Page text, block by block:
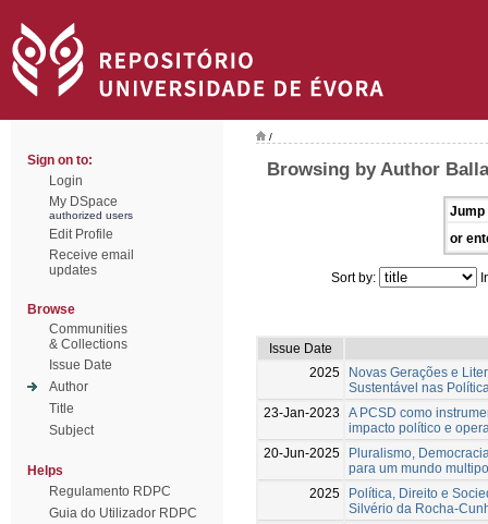
Sign on to:
Login
My DSpace
authorized users
Edit Profile
Receive email
updates
Browse
Communities
& Collections
Issue Date
Author
Title
Subject
Helps
Regulamento RDPC
Guia do Utilizador RDPC
/
Browsing by Author
Jump
or
Sort by:
Issue Date
2025
Novas Gerações e
Sustentável nas
23-Jan-2023
A PCSD como
impacto político e
20-Jun-2025
Pluralismo,
para um mundo
2025
Política, Direito e
Silvério da Rocha-